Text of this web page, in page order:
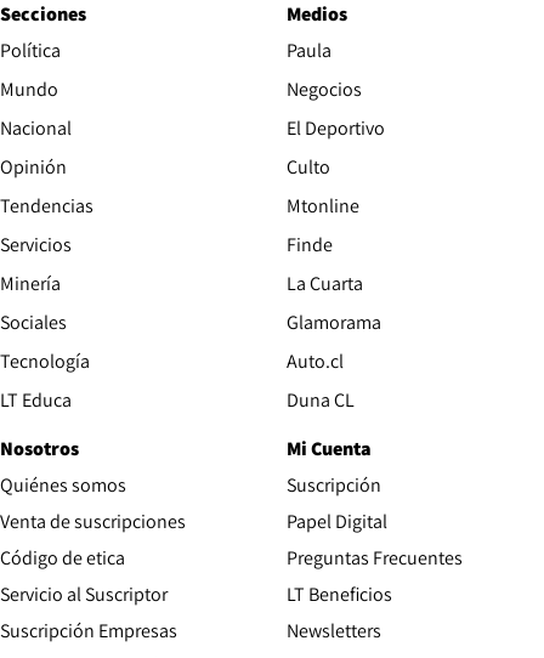
Secciones
Política
Mundo
Nacional
Opinión
Tendencias
Servicios
Minería
Sociales
Tecnología
LT Educa
Medios
Paula
Negocios
El Deportivo
Culto
Mtonline
Finde
La Cuarta
Glamorama
Auto.cl
Duna CL
Nosotros
Quiénes somos
Venta de suscripciones
Código de etica Opens in new window
Servicio al Suscriptor
Suscripción Empresas
Mi Cuenta
Suscripción
Papel Digital
Preguntas Frecuentes
LT Beneficios
Newsletters